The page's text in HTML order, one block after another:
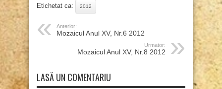
Etichetat ca: 2012
Anterior:
Mozaicul Anul XV, Nr.6 2012
Urmator:
Mozaicul Anul XV, Nr.8 2012
LASĂ UN COMENTARIU